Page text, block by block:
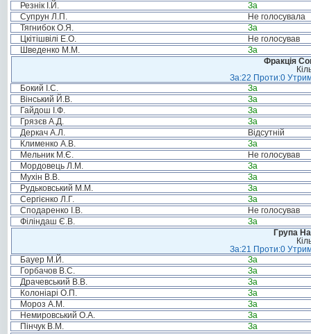
Резнік І.Й.
За
Супрун Л.П.
Не голосувала
Тягнибок О.Я.
За
Цкітішвілі Е.О.
Не голосував
Шведенко М.М.
За
Фракція
За:22 Проти:0
Бокий І.С.
За
Вінський Й.В.
За
Гайдош І.Ф.
За
Грязєв А.Д.
За
Деркач А.Л.
Відсутній
Клименко А.В.
За
Мельник М.Є.
Не голосував
Мордовець Л.М.
За
Мухін В.В.
За
Рудьковський М.М.
За
Сергієнко Л.Г.
За
Сподаренко І.В.
Не голосував
Філіндаш Є.В.
За
Група
За:21 Проти:0
Бауер М.Й.
За
Горбачов В.С.
За
Драчевський В.В.
За
Колоніарі О.П.
За
Мороз А.М.
За
Немировський О.А.
За
Пінчук В.М.
За